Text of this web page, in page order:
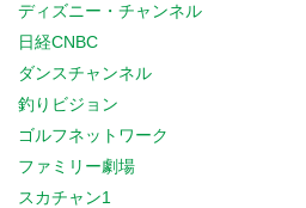
ディズニー・チャンネル
日経CNBC
ダンスチャンネル
釣りビジョン
ゴルフネットワーク
ファミリー劇場
スカチャン1